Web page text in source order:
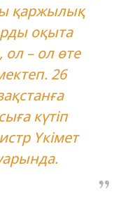
қаржылық
оқыта
– ол өте
26
күтіп
Үкімет